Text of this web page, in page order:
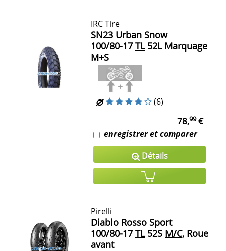
IRC Tire
SN23 Urban Snow
100/80-17 TL52L Marquage
M+S
(6)
78,99€
enregistrer et comparer
Détails
Pirelli
Diablo Rosso Sport
100/80-17 TL52S M/C, Roue
avant